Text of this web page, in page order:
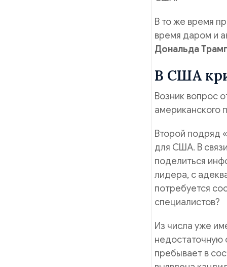
В то же время
время даром и
Дональда
В США
Возник вопрос
американского
Второй подряд
для США. В
поделиться
лидера, с
потребуется
специалистов?
Из числа уже
недостаточную
пребывает в